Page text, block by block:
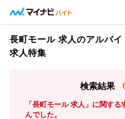
長町モール 求人のアルバイ
求人特集
検索結果
「長町モール 求人」に関す
んでした。